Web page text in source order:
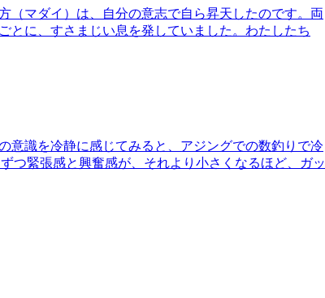
（マダイ）は、自分の意志で自ら昇天したのです。両
とに、すさまじい息を発していました。わたしたち
意識を冷静に感じてみると、アジングでの数釣りで冷
つ緊張感と興奮感が、それより小さくなるほど、ガッ